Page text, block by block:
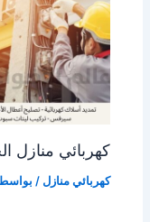
كهربائي منازل
كهربائي منازل /